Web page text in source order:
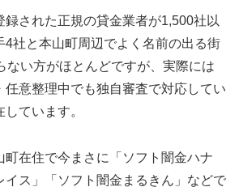
録された正規の貸金業者が1,500社以
4社と本山町周辺でよく名前の出る街
ない方がほとんどですが、実際には
任意整理中でも独自審査で対応してい
ています。
町在住で今まさに「ソフト闇金ハナ
イス」「ソフト闇金まるきん」などで